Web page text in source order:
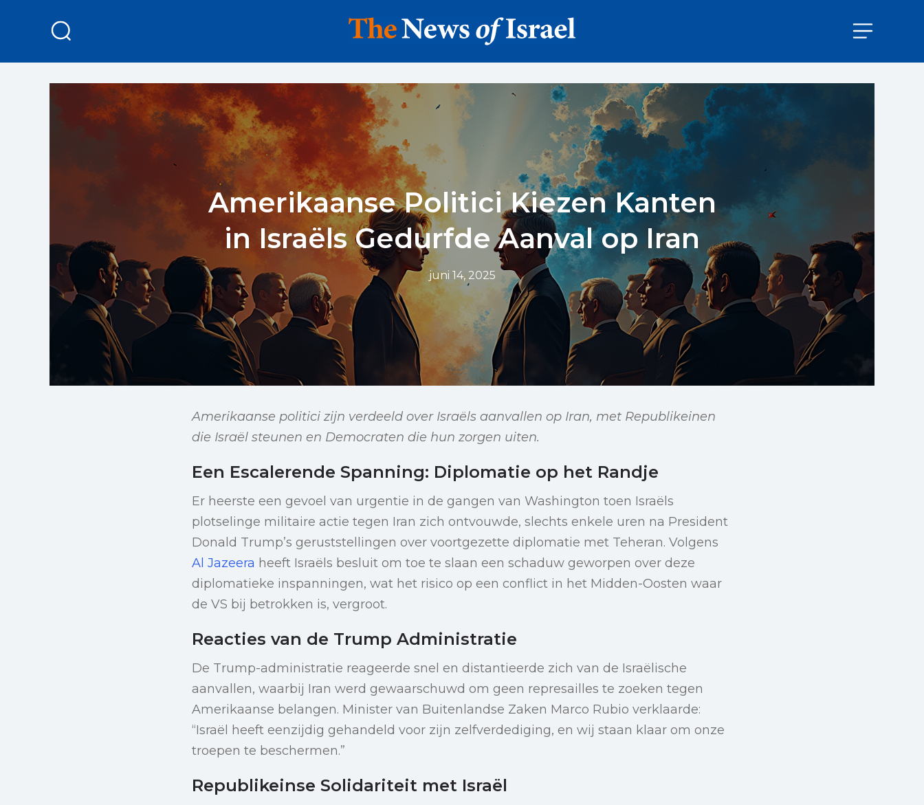
Amerikaanse Politici Kiezen Kanten
in Israëls Gedurfde Aanval op Iran
juni 14, 2025
Amerikaanse politici zijn verdeeld over Israëls aanvallen op Iran, met Republikeinen
die Israël steunen en Democraten die hun zorgen uiten.
Een Escalerende Spanning: Diplomatie op het Randje
Er heerste een gevoel van urgentie in de gangen van Washington toen Israëls
plotselinge militaire actie tegen Iran zich ontvouwde, slechts enkele uren na President
Donald Trump’s geruststellingen over voortgezette diplomatie met Teheran. Volgens
Al Jazeera heeft Israëls besluit om toe te slaan een schaduw geworpen over deze
diplomatieke inspanningen, wat het risico op een conflict in het Midden-Oosten waar
de VS bij betrokken is, vergroot.
Reacties van de Trump Administratie
De Trump-administratie reageerde snel en distantieerde zich van de Israëlische
aanvallen, waarbij Iran werd gewaarschuwd om geen represailles te zoeken tegen
Amerikaanse belangen. Minister van Buitenlandse Zaken Marco Rubio verklaarde:
“Israël heeft eenzijdig gehandeld voor zijn zelfverdediging, en wij staan klaar om onze
troepen te beschermen.”
Republikeinse Solidariteit met Israël